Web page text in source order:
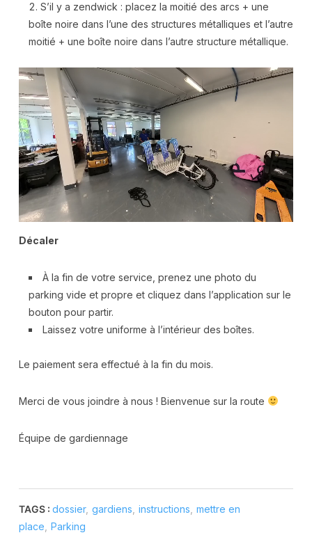
S’il y a zendwick : placez la moitié des arcs + une
boîte noire dans l’une des structures métalliques et l’autre
moitié + une boîte noire dans l’autre structure métallique.
Décaler
À la fin de votre service, prenez une photo du
parking vide et propre et cliquez dans l’application sur le
bouton pour partir.
Laissez votre uniforme à l’intérieur des boîtes.
Le paiement sera effectué à la fin du mois.
Merci de vous joindre à nous ! Bienvenue sur la route
Équipe de gardiennage
TAGS : dossier, gardiens instructions mettre en
place Parking